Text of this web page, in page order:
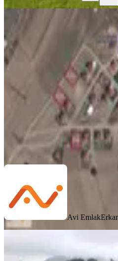
Andırın
Kahramanmaraş,
523 m²·4.761/m²
2.490.000 ₺
Avi Emlak Erkan Peksoy
Avi Emlak
Bölgesinde